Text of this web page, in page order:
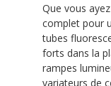
Que vous
complet pour
tubes
forts dans la
rampes
variateurs de